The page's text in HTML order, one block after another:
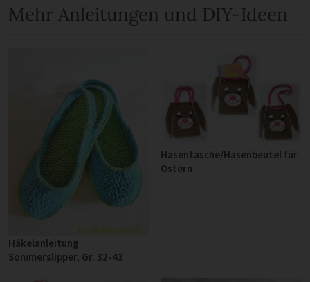
Mehr Anleitungen und DIY-Ideen
Häkelanleitung
Sommerslipper, Gr. 32-43
Hasentasche/Hasenbeutel für
Ostern